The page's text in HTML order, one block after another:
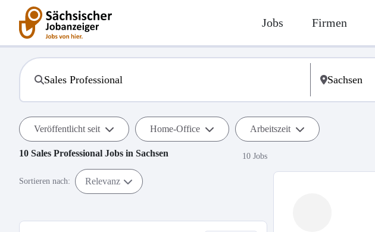
Jobs Firmen
Veröffentlicht seit Home-Office Arbeitszeit
10 Sales Professional Jobs in Sachsen 10 Jobs
Sortieren nach: Relevanz